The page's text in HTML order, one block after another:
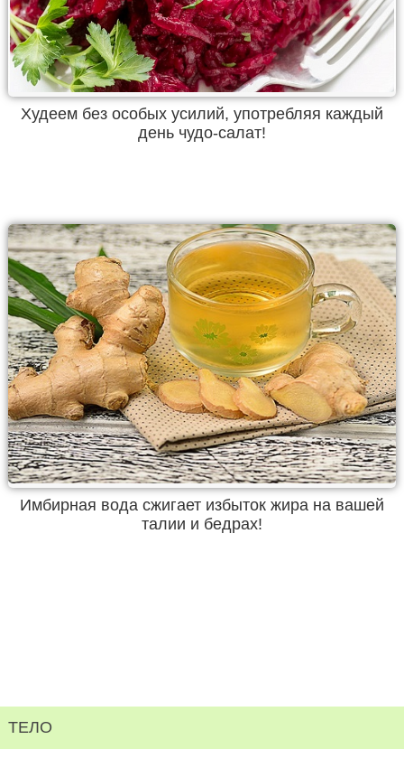
Худеем без особых усилий, употребляя каждый
день чудо-салат!
Имбирная вода сжигает избыток жира на вашей
талии и бедрах!
ТЕЛО